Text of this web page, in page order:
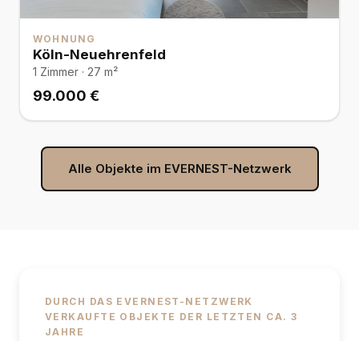
WOHNUNG
Köln-Neuehrenfeld
1 Zimmer · 27 m²
99.000 €
Alle Objekte im EVERNEST-Netzwerk
DURCH DAS EVERNEST-NETZWERK
VERKAUFTE OBJEKTE DER LETZTEN CA. 3
JAHRE